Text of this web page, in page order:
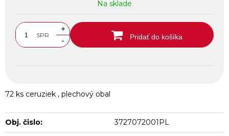
Na sklade
SPR
+
-
Pridať do košíka
72 ks ceruziek , plechový obal
Obj. čislo: 3727072001PL